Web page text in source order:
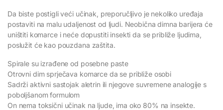
Da biste postigli veći učinak, preporučljivo je nekoliko uređaja
postaviti na malu udaljenost od ljudi. Neobična dimna barijera će
uništiti komarce i neće dopustiti insekti da se približe ljudima,
poslužit će kao pouzdana zaštita.
Spirale su izrađene od posebne paste
Otrovni dim sprječava komarce da se približe osobi
Sadrži aktivni sastojak aletrin ili njegove suvremene analogije s
poboljšanom formulom
On nema toksični učinak na ljude, ima oko 80% na insekte.